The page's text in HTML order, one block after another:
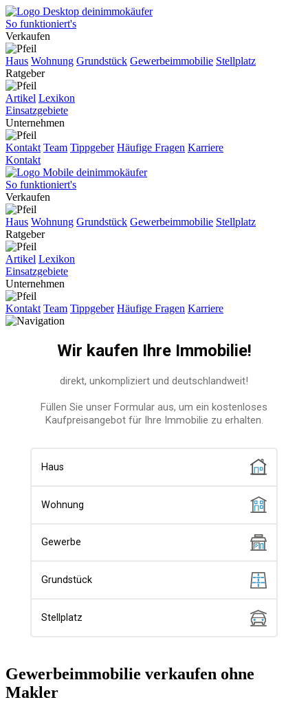
So funktioniert's
Verkaufen
Haus Wohnung Grundstück Gewerbeimmobilie Stellplatz
Ratgeber
Artikel Lexikon
Einsatzgebiete
Unternehmen
Kontakt Team Tippgeber Häufige Fragen Karriere
Kontakt
So funktioniert's
Verkaufen
Haus Wohnung Grundstück Gewerbeimmobilie Stellplatz
Ratgeber
Artikel Lexikon
Einsatzgebiete
Unternehmen
Kontakt Team Tippgeber Häufige Fragen Karriere
Gewerbeimmobilie verkaufen ohne
Makler